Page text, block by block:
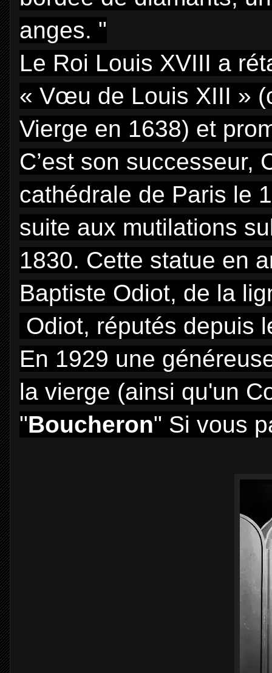
anges. "
Le Roi Louis XVIII a
« Vœu de Louis XIII »
Vierge en 1638) et
C’est son successeur,
cathédrale de Paris le
suite aux mutilations
1830. Cette statue en
Baptiste Odiot, de la
Odiot, réputés depuis
En 1929 une
la vierge (ainsi qu'un
"Boucheron" Si vous